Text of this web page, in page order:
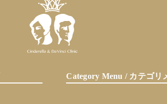
Category Menu / カテゴリ